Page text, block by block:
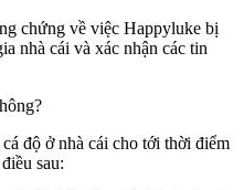
chứng về việc Happyluke bị
nhà cái và xác nhận các tin
độ ở nhà cái cho tới thời điểm
sau: